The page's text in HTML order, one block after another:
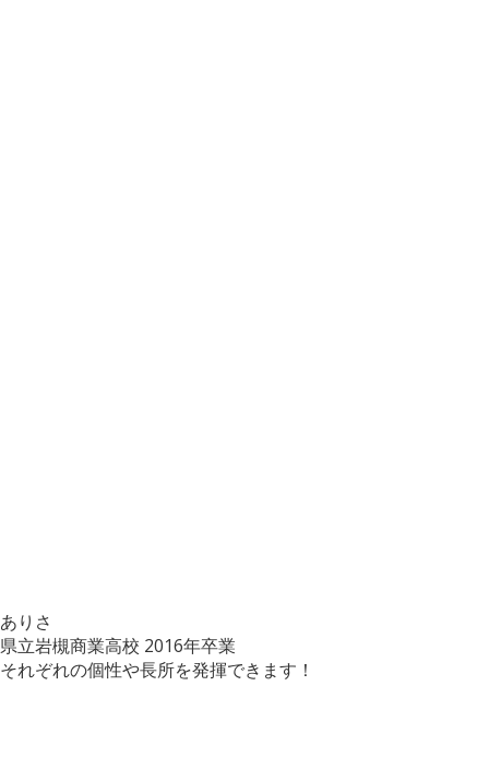
ありさ
県立岩槻商業高校 2016年卒業
それぞれの個性や長所を発揮できます！